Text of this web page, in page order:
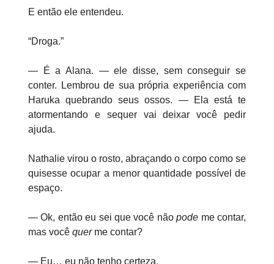
E então ele entendeu.
“Droga.”
— É a Alana. — ele disse, sem conseguir se
conter. Lembrou de sua própria experiência com
Haruka quebrando seus ossos. — Ela está te
atormentando e sequer vai deixar você pedir
ajuda.
Nathalie virou o rosto, abraçando o corpo como se
quisesse ocupar a menor quantidade possível de
espaço.
— Ok, então eu sei que você nãopode me contar,
mas você querme contar?
— Eu… eu não tenho certeza.